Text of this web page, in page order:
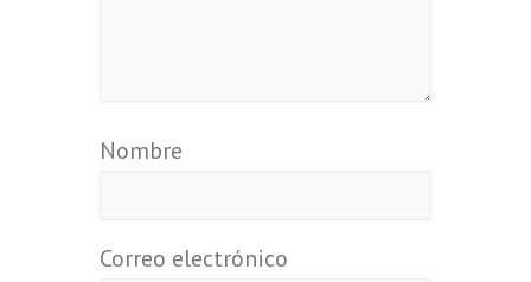
Nombre
Correo electrónico